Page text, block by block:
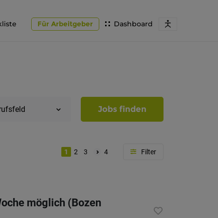
Dashboard
Für Arbeitgeber
Jobs finden
1 2 3 4
möglich (Bozen